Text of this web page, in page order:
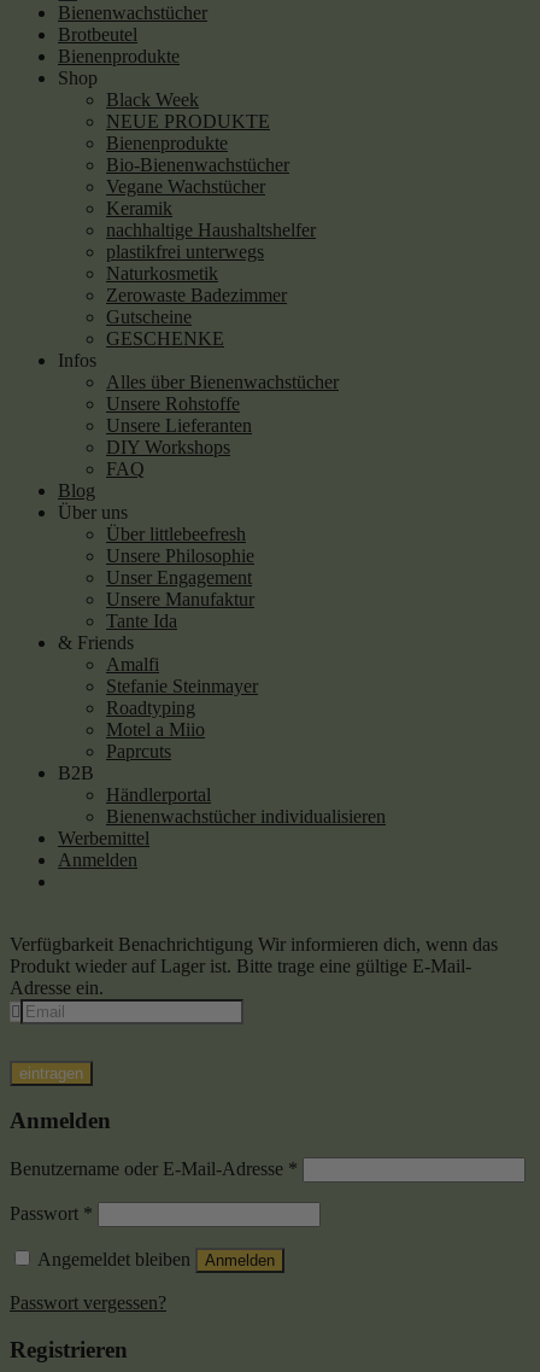
Bienenwachstücher
Brotbeutel
Bienenprodukte
Shop
Black Week
NEUE PRODUKTE
Bienenprodukte
Bio-Bienenwachstücher
Vegane Wachstücher
Keramik
nachhaltige Haushaltshelfer
plastikfrei unterwegs
Naturkosmetik
Zerowaste Badezimmer
Gutscheine
GESCHENKE
Infos
Alles über Bienenwachstücher
Unsere Rohstoffe
Unsere Lieferanten
DIY Workshops
FAQ
Blog
Über uns
Über littlebeefresh
Unsere Philosophie
Unser Engagement
Unsere Manufaktur
Tante Ida
& Friends
Amalfi
Stefanie Steinmayer
Roadtyping
Motel a Miio
Paprcuts
B2B
Händlerportal
Bienenwachstücher individualisieren
Werbemittel
Anmelden
Verfügbarkeit Benachrichtigung Wir informieren dich, wenn das
Produkt wieder auf Lager ist. Bitte trage eine gültige E-Mail-
Adresse ein.
eintragen
Anmelden
Benutzername oder E-Mail-Adresse *
Passwort *
Angemeldet bleiben Anmelden
Passwort vergessen?
Registrieren